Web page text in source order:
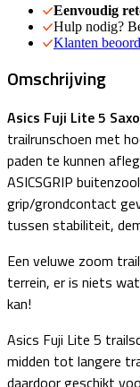
Eenvoudig
Hulp nodig?
Klanten
Omschrijving
Asics Fuji Lite 5
trailrunschoen met
paden te kunnen
ASICSGRIP
grip/grondcontact
tussen stabiliteit,
Een veluwe zoom
terrein, er is niets
kan!
Asics Fuji Lite 5
midden tot langere
daardoor geschikt